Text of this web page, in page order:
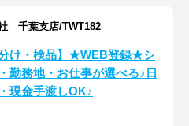
千葉支店/TWT182
分け・検品】★WEB登録★シ
勤務地・お仕事が選べる♪日
現金手渡しOK♪